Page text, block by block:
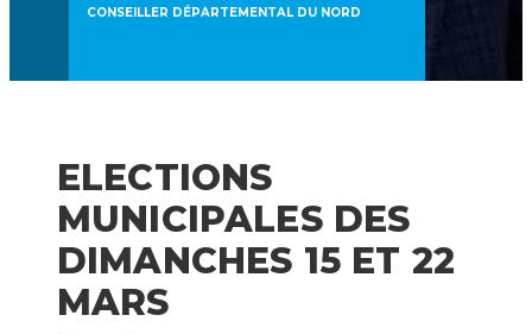
CONSEILLER DÉPARTEMENTAL DU NORD
ELECTIONS
MUNICIPALES DES
DIMANCHES 15 ET 22
MARS